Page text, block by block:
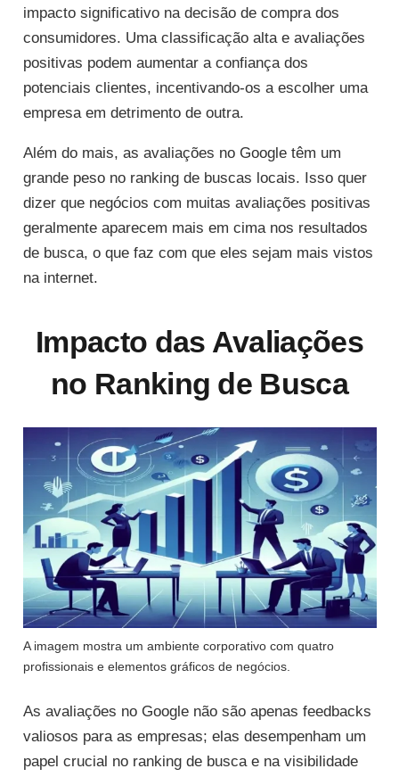
impacto significativo na decisão de compra dos
consumidores. Uma classificação alta e avaliações
positivas podem aumentar a confiança dos
potenciais clientes, incentivando-os a escolher uma
empresa em detrimento de outra.
Além do mais, as avaliações no Google têm um
grande peso no ranking de buscas locais. Isso quer
dizer que negócios com muitas avaliações positivas
geralmente aparecem mais em cima nos resultados
de busca, o que faz com que eles sejam mais vistos
na internet.
Impacto das Avaliações
no Ranking de Busca
A imagem mostra um ambiente corporativo com quatro
profissionais e elementos gráficos de negócios.
As avaliações no Google não são apenas feedbacks
valiosos para as empresas; elas desempenham um
papel crucial no ranking de busca e na visibilidade